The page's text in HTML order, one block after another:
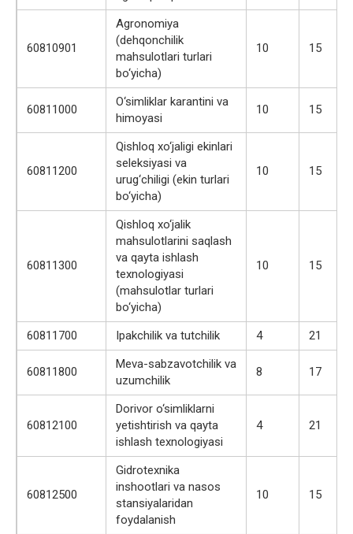
60810901
Agronomiya
(dehqonchilik
mahsulotlari turlari
bo‘yicha)
10 15
60811000
O‘simliklar karantini va
himoyasi
10 15
60811200
Qishloq xo‘jaligi ekinlari
seleksiyasi va
urug‘chiligi (ekin turlari
bo‘yicha)
10 15
60811300
Qishloq xo‘jalik
mahsulotlarini saqlash
va qayta ishlash
texnologiyasi
(mahsulotlar turlari
bo‘yicha)
10 15
60811700 Ipakchilik va tutchilik 4 21
60811800
Meva-sabzavotchilik va
uzumchilik
8 17
60812100
Dorivor o‘simliklarni
yetishtirish va qayta
ishlash texnologiyasi
4 21
60812500
Gidrotexnika
inshootlari va nasos
stansiyalaridan
foydalanish
10 15